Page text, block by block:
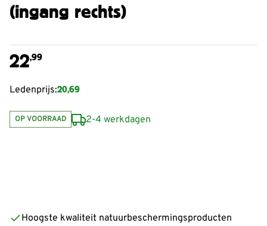
(ingang rechts)
22,99
Ledenprijs:20,69
OP VOORRAAD 2-4 werkdagen
Hoogste kwaliteit natuurbeschermingsproducten